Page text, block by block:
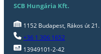
SCB Hungária Kft.
1152 Budapest, Rákos út 21.
+36 1 306 1652
13949101-2-42